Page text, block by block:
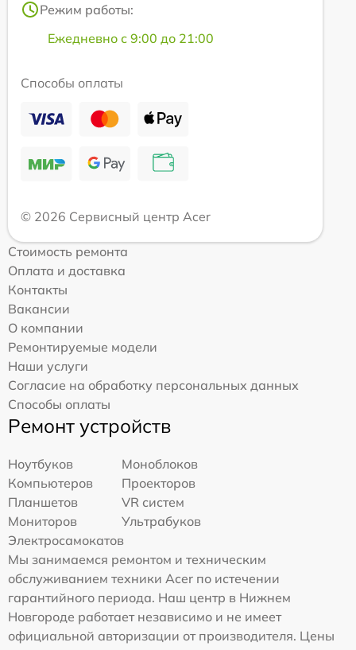
Режим работы:
Ежедневно с 9:00 до 21:00
Способы оплаты
© 2026 Сервисный центр Acer
Стоимость ремонта
Оплата и доставка
Контакты
Вакансии
О компании
Ремонтируемые модели
Наши услуги
Согласие на обработку персональных данных
Способы оплаты
Ремонт устройств
Ноутбуков
Моноблоков
Компьютеров
Проекторов
Планшетов
VR систем
Мониторов
Ультрабуков
Электросамокатов
Мы занимаемся ремонтом и техническим
обслуживанием техники Acer по истечении
гарантийного периода. Наш центр в Нижнем
Новгороде работает независимо и не имеет
официальной авторизации от производителя. Цены